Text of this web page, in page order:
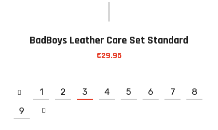
BadBoys Leather Care Set Standard
€29.95
1 2 3 4 5 6 7
8
9